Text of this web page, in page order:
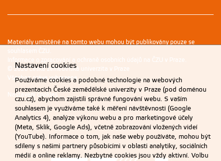
Materiály umístěné na tomto webu mohou být publikovány pouze se
souhlasem ČZU.
Informace o zpracování a ochraně osobních údajů na ČZU v Praze.
© 2026 Česká zemědělská univerzita v Praze
Všechna práva vyhrazena
Nastavení cookies
Nastavení cookies
Používáme cookies a podobné technologie na webových
prezentacích České zemědělské univerzity v Praze (pod doménou
czu.cz), abychom zajistili správné fungování webu. S vaším
souhlasem je využíváme také k měření návštěvnosti (Google
Analytics 4), analýze výkonu webu a pro marketingové účely
(Meta, Sklik, Google Ads), včetně zobrazování vložených videí
(YouTube). Informace o tom, jak naše weby používáte, mohou být
sdíleny s našimi partnery působícími v oblasti analytiky, sociálních
médií a online reklamy. Nezbytné cookies jsou vždy aktivní. Volbu